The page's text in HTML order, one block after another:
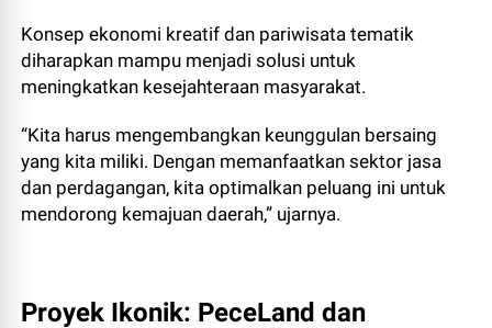
Konsep ekonomi kreatif dan pariwisata tematik
diharapkan mampu menjadi solusi untuk
meningkatkan kesejahteraan masyarakat.
“Kita harus mengembangkan keunggulan bersaing
yang kita miliki. Dengan memanfaatkan sektor jasa
dan perdagangan, kita optimalkan peluang ini untuk
mendorong kemajuan daerah,” ujarnya.
Proyek Ikonik: PeceLand dan